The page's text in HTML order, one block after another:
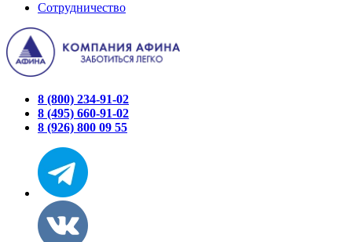
Сотрудничество
8 (800) 234-91-02
8 (495) 660-91-02
8 (926) 800 09 55